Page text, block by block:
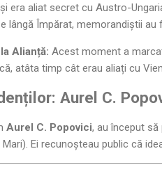
era aliat secret cu Austro-
lângă Împărat, memorandiștii au
Alianță: Acest moment a
atâta timp cât erau aliați cu
Aurel C.
Aurel C. Popovici, au început
Ei recunoșteau public că